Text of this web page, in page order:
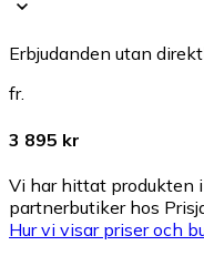
Erbjudanden utan
fr.
3 895 kr
Vi har hittat produkten
partnerbutiker hos
Hur vi visar priser och